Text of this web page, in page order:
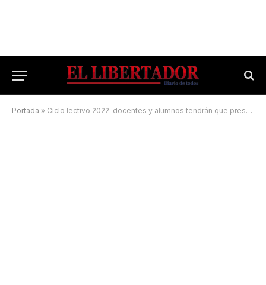
Portada » Ciclo lectivo 2022: docentes y alumnos tendrán que presentar carnet de vacunación